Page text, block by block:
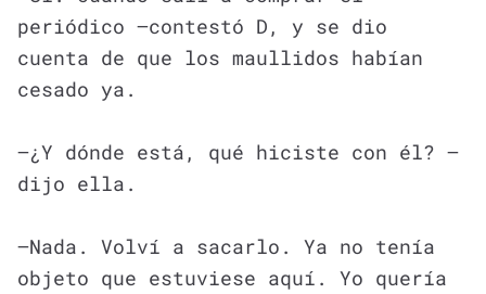
periódico —contestó D, y se dio
cuenta de que los maullidos habían
cesado ya.
—¿Y dónde está, qué hiciste con él? —
dijo ella.
—Nada. Volví a sacarlo. Ya no tenía
objeto que estuviese aquí. Yo quería